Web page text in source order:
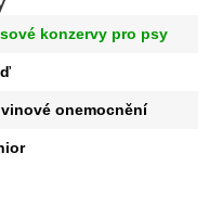
konzervy pro psy
onemocnění